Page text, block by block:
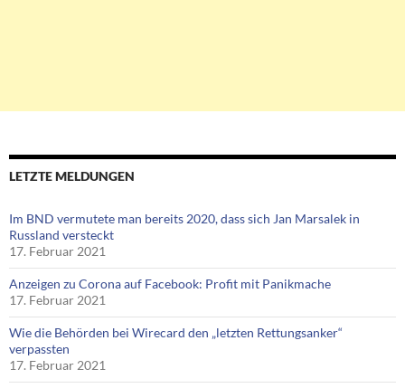
LETZTE MELDUNGEN
Im BND vermutete man bereits 2020, dass sich Jan Marsalek in
Russland versteckt
17. Februar 2021
Anzeigen zu Corona auf Facebook: Profit mit Panikmache
17. Februar 2021
Wie die Behörden bei Wirecard den „letzten Rettungsanker“
verpassten
17. Februar 2021